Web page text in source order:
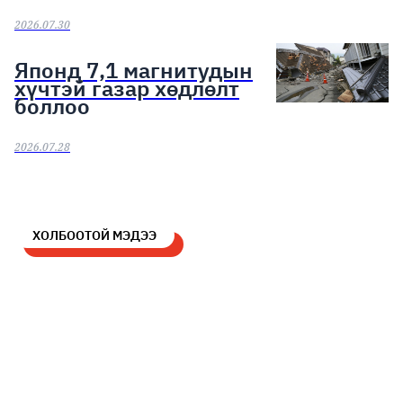
2026.07.30
Японд 7,1 магнитудын
хүчтэй газар хөдлөлт
боллоо
2026.07.28
ХОЛБООТОЙ МЭДЭЭ